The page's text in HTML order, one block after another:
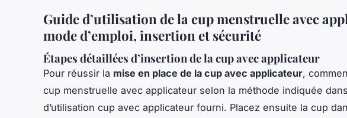
Guide d’utilisation de la cup menstruelle avec
mode d’emploi, insertion et sécurité
Étapes détaillées d’insertion de la cup avec applicateur
Pour réussir la mise en place de la cup avec applicateur,
cup menstruelle avec applicateur selon la méthode indiquée
d’utilisation cup avec applicateur fourni. Placez ensuite la cup